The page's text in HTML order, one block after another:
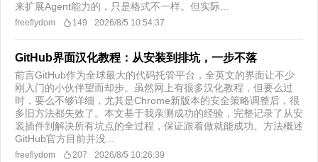
来扩展Agent能力的，只是格式不一样。但实际...
freeflydom 149 2026/8/5 10:54:37
GitHub界面汉化教程：从安装到排坑，一步不落
前言GitHub作为全球最大的代码托管平台，全英文的界面让不少
刚入门的小伙伴望而却步。虽然网上有很多汉化教程，但要么过
时，要么不够详细，尤其是Chrome新版本的安全策略调整后，很
多旧方法都失效了。本文基于我亲测成功的经验，完整记录了从安
装插件到解决所有坑点的全过程，保证跟着做就能成功。方法概述
GitHub官方目前并没...
freeflydom 207 2026/8/5 10:26:39